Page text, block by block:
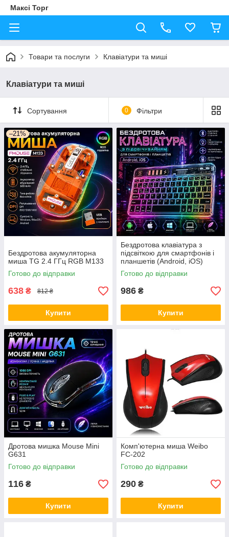
Максі Торг
Товари та послуги Клавіатури та миші
Клавіатури та миші
Сортування 0 Фільтри
–21%
Бездротова акумуляторна
миша TG 2.4 ГГц RGB M133
Готово до відправки
638 ₴ 812 ₴
Купити
Бездротова клавіатура з
підсвіткою для смартфонів і
планшетів (Android, iOS)
Готово до відправки
986 ₴
Купити
Дротова мишка Mouse Mini
G631
Готово до відправки
116 ₴
Купити
Комп'ютерна миша Weibo
FC-202
Готово до відправки
290 ₴
Купити